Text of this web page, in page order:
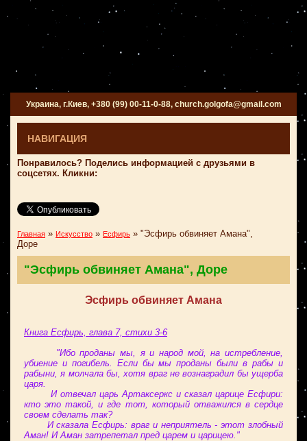
Украина, г.Киев, +380 (99) 00-11-0-88, church.golgofa@gmail.com
НАВИГАЦИЯ
Понравилось? Поделись информацией с друзьями в
соцсетях. Кликни:
Главная » Искусство » Есфирь » "Эсфирь обвиняет Амана",
Доре
"Эсфирь обвиняет Амана", Доре
Эсфирь обвиняет Амана
Книга Есфирь, глава 7, стихи 3-6
"Ибо проданы мы, я и народ мой, на истребление,
убиение и погибель. Если бы мы проданы были в рабы и
рабыни, я молчала бы, хотя враг не вознаградил бы ущерба
царя.
И отвечал царь Артаксеркс и сказал царице Есфири:
кто это такой, и где тот, который отважился в сердце
своем сделать так?
И сказала Есфирь: враг и неприятель - этот злобный
Аман! И Аман затрепетал пред царем и царицею."